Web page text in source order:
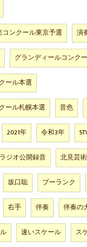
ンクール東京予選 演
グランディールコンク
ール本選
ール札幌本選 音色
2021年 令和3年
ラジオ公開録音 北見芸
坂口聡 プーランク
右手 伴奏 伴奏の
速いスケール ス